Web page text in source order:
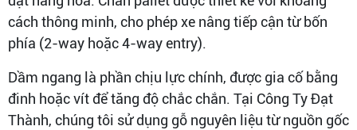
cách thông minh, cho phép xe nâng tiếp cận từ bốn
phía (2-way hoặc 4-way entry).
Dầm ngang là phần chịu lực chính, được gia cố bằng
đinh hoặc vít để tăng độ chắc chắn. Tại Công Ty Đạt
Thành, chúng tôi sử dụng gỗ nguyên liệu từ nguồn gốc